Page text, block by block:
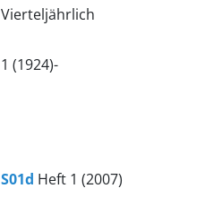
Vierteljährlich
1 (1924)-
S01d Heft 1 (2007)